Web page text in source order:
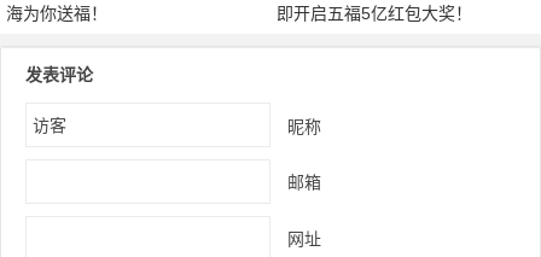
海为你送福！
即开启五福5亿红包大奖！
发表评论
昵称
邮箱
网址